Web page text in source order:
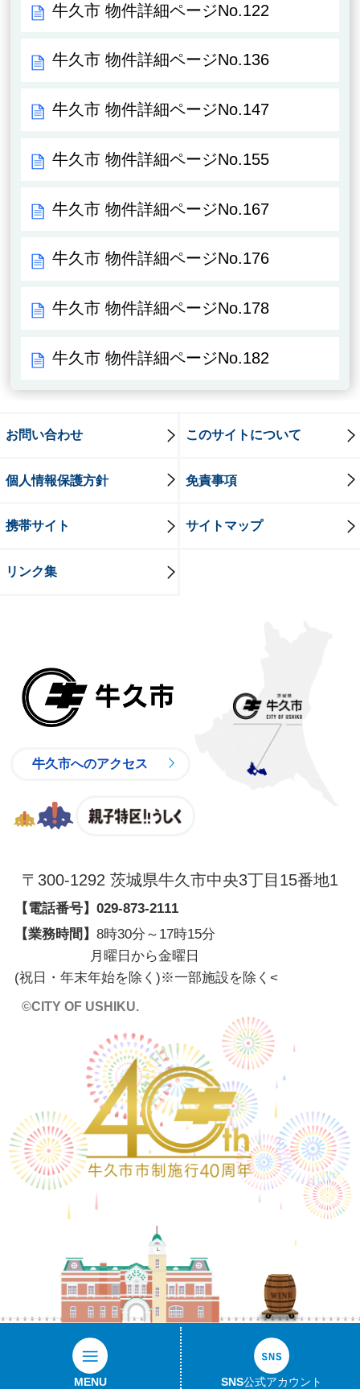
MENU SNS公式アカウント
牛久市 物件詳細ページNo.122
牛久市 物件詳細ページNo.136
牛久市 物件詳細ページNo.147
牛久市 物件詳細ページNo.155
牛久市 物件詳細ページNo.167
牛久市 物件詳細ページNo.176
牛久市 物件詳細ページNo.178
牛久市 物件詳細ページNo.182
お問い合わせ このサイトについて
個人情報保護方針 免責事項
携帯サイト サイトマップ
リンク集
牛久市へのアクセス
〒300-1292 茨城県牛久市中央3丁目15番地1
【電話番号】 029-873-2111
【業務時間】 8時30分～17時15分
月曜日から金曜日
(祝日・年末年始を除く)※一部施設を除く <
©CITY OF USHIKU.